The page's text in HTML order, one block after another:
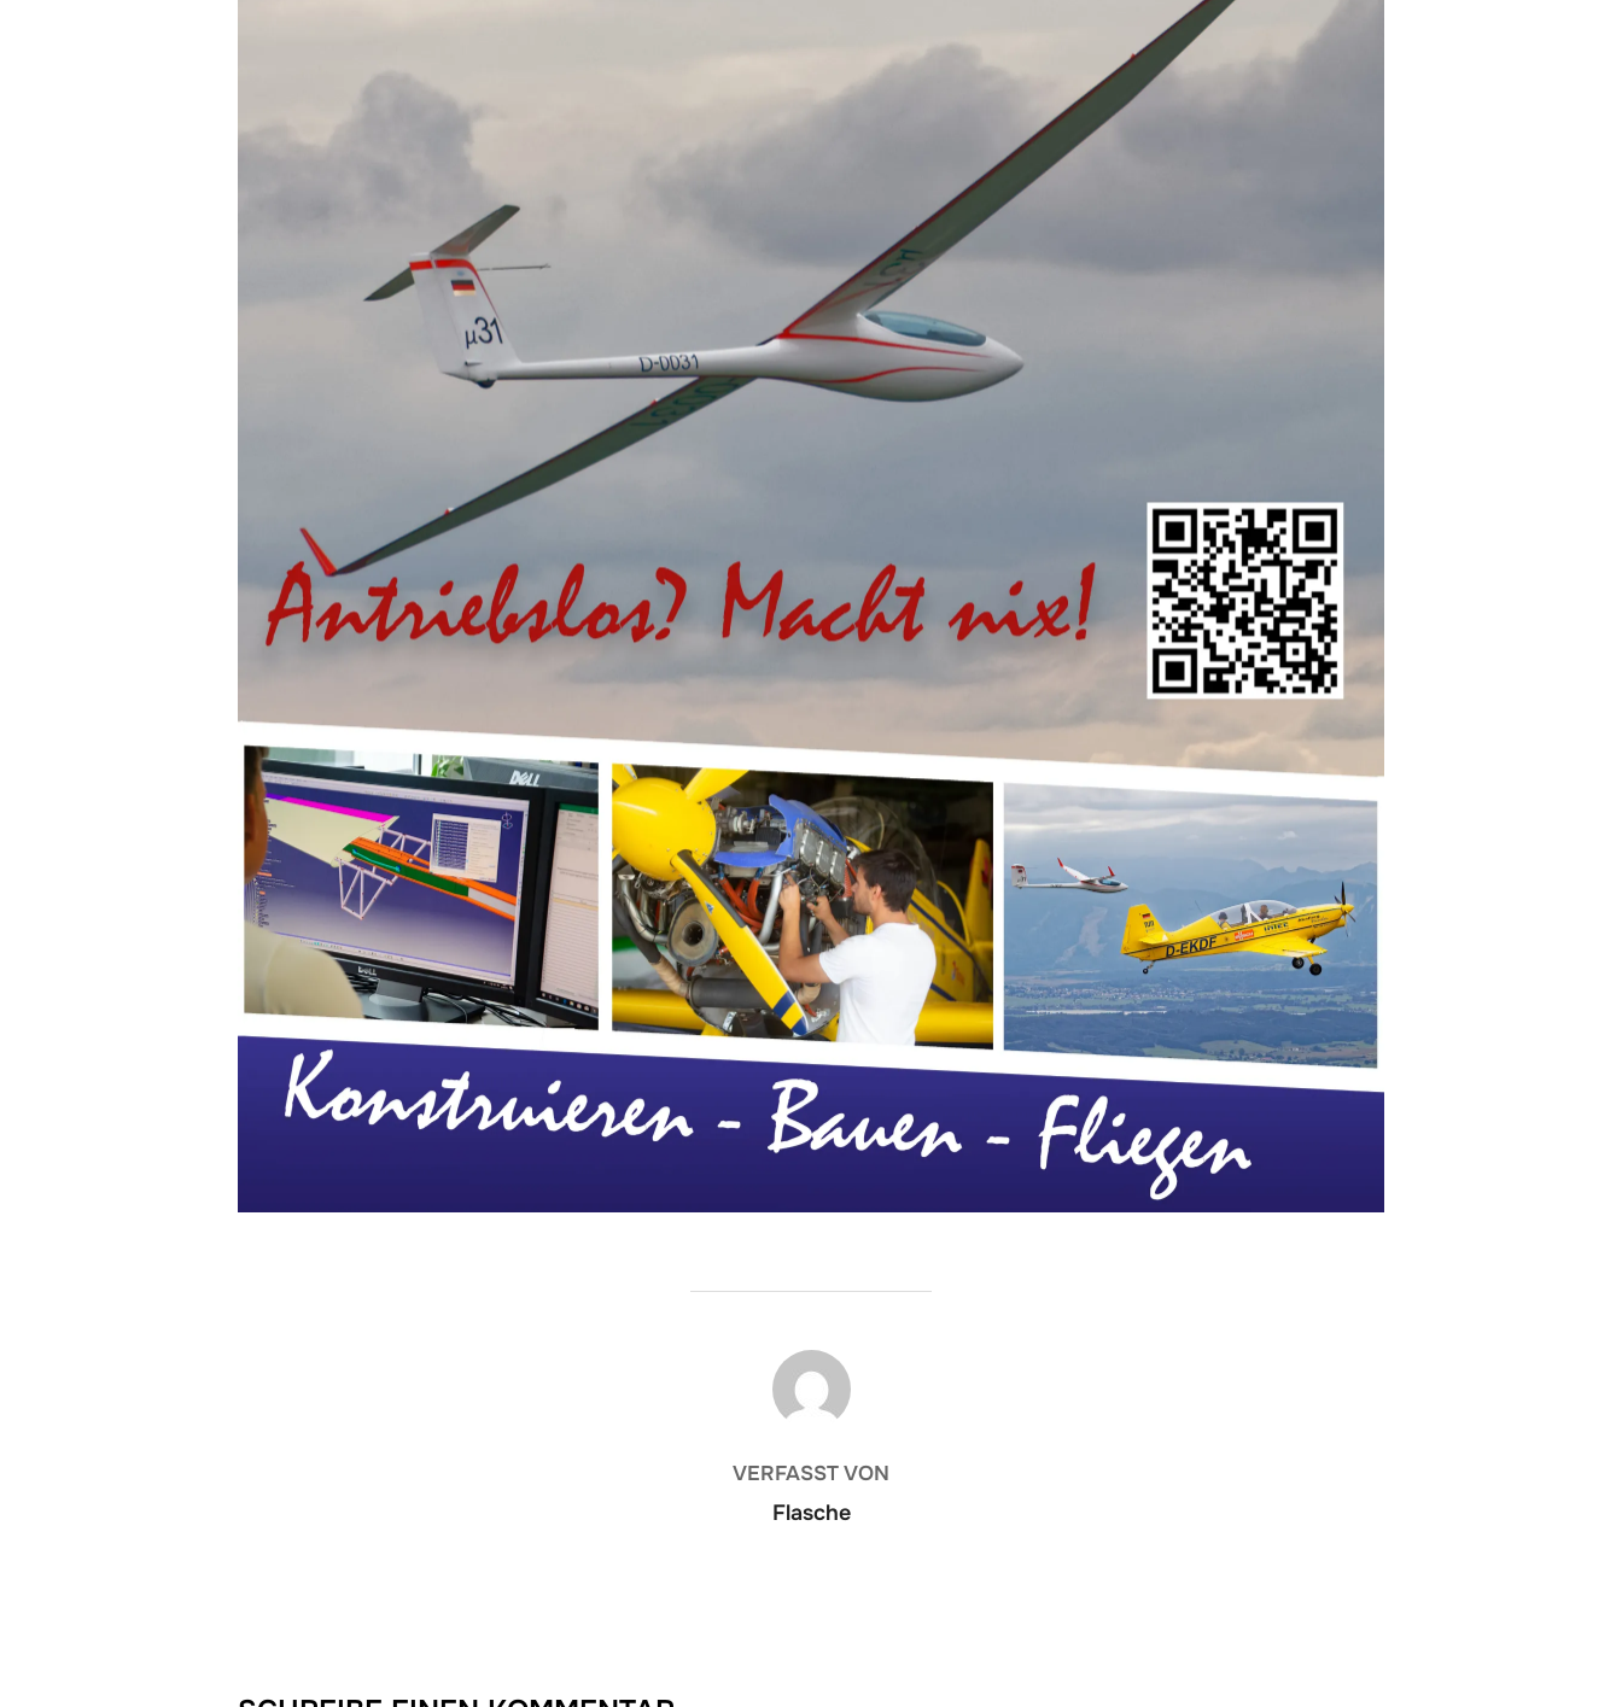
BEITRAGSAUTOR
VERFASST VON
Flasche